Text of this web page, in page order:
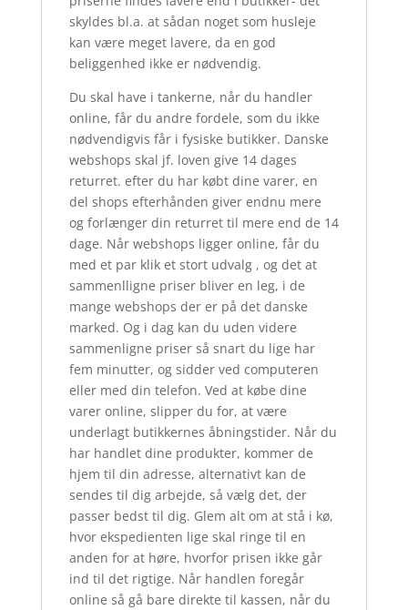
skyldes bl.a. at sådan noget som husleje
kan være meget lavere, da en god
beliggenhed ikke er nødvendig.
Du skal have i tankerne, når du handler
online, får du andre fordele, som du ikke
nødvendigvis får i fysiske butikker. Danske
webshops skal jf. loven give 14 dages
returret. efter du har købt dine varer, en
del shops efterhånden giver endnu mere
og forlænger din returret til mere end de 14
dage. Når webshops ligger online, får du
med et par klik et stort udvalg , og det at
sammenlligne priser bliver en leg, i de
mange webshops der er på det danske
marked. Og i dag kan du uden videre
sammenligne priser så snart du lige har
fem minutter, og sidder ved computeren
eller med din telefon. Ved at købe dine
varer online, slipper du for, at være
underlagt butikkernes åbningstider. Når du
har handlet dine produkter, kommer de
hjem til din adresse, alternativt kan de
sendes til dig arbejde, så vælg det, der
passer bedst til dig. Glem alt om at stå i kø,
hvor ekspedienten lige skal ringe til en
anden for at høre, hvorfor prisen ikke går
ind til det rigtige. Når handlen foregår
online så gå bare direkte til kassen, når du